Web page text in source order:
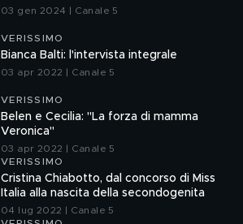
03 gen 2024 | Canale 5
VERISSIMO
Bianca Balti: l'intervista integrale
03 apr 2022 | Canale 5
VERISSIMO
Belen e Cecilia: "La forza di mamma
Veronica"
03 apr 2022 | Canale 5
VERISSIMO
Cristina Chiabotto, dal concorso di Miss
Italia alla nascita della secondogenita
04 lug 2022 | Canale 5